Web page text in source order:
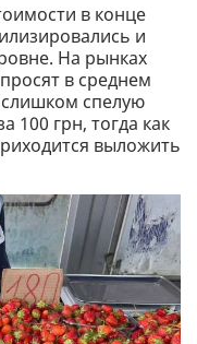
в конце
и
На рынках
в среднем
спелую
100 грн, тогда как
выложить